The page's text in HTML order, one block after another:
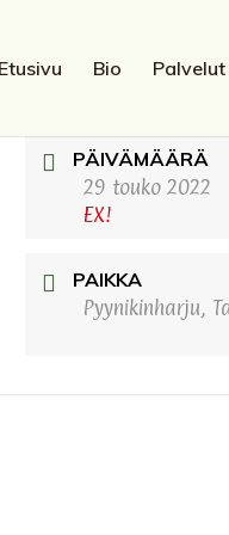
Etusivu Bio Palvelut
PÄIVÄMÄÄRÄ
29 touko 2022
EX!
PAIKKA
Pyynikinharju,